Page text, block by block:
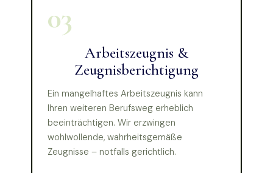
03
Arbeitszeugnis &
Zeugnisberichtigung
Ein mangelhaftes Arbeitszeugnis kann
Ihren weiteren Berufsweg erheblich
beeinträchtigen. Wir erzwingen
wohlwollende, wahrheitsgemäße
Zeugnisse – notfalls gerichtlich.